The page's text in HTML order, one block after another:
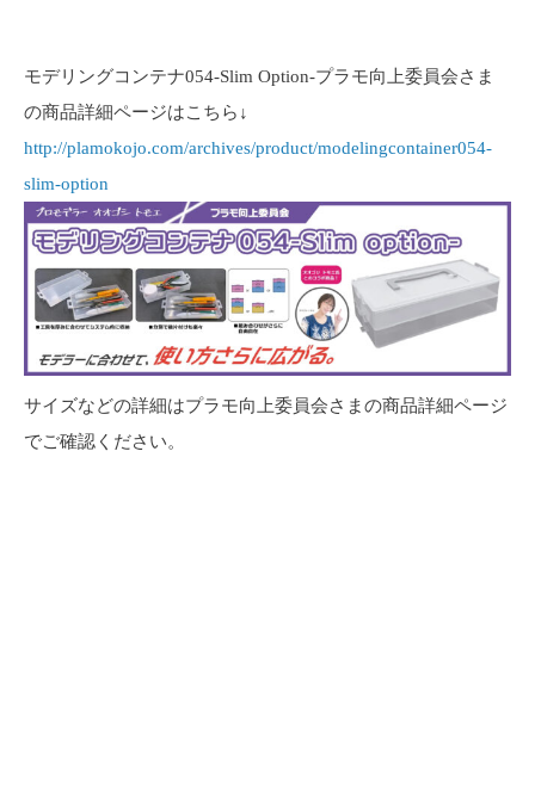
モデリングコンテナ054-Slim Option-プラモ向上委員会さま
の商品詳細ページはこちら↓
http://plamokojo.com/archives/product/modelingcontainer054-
slim-option
サイズなどの詳細はプラモ向上委員会さまの商品詳細ページ
でご確認ください。